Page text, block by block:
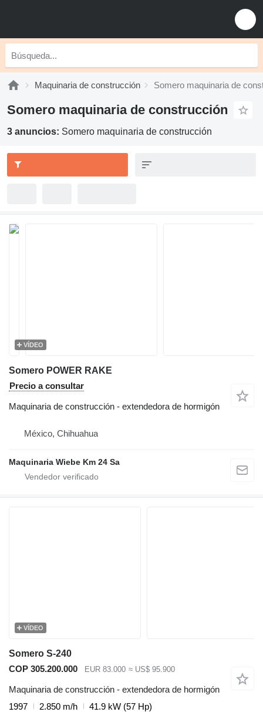
Maquinaria de construcción Somero maquinaria de
Somero maquinaria de construcción
3 anuncios: Somero maquinaria de construcción
VÍDEO
Somero POWER RAKE
Precio a consultar
Maquinaria de construcción - extendedora de hormigón
México, Chihuahua
Maquinaria Wiebe Km 24 Sa
VÍDEO
Somero S-240
COP 305.200.000
EUR 83.000 ≈ US$ 95.900
Maquinaria de construcción - extendedora de hormigón
1997
2.850 m/h
41.9 kW (57 Hp)